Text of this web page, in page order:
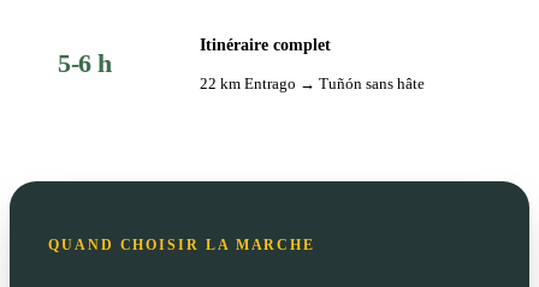
5-6 h
Itinéraire complet
22 km Entrago → Tuñón sans hâte
QUAND CHOISIR LA MARCHE